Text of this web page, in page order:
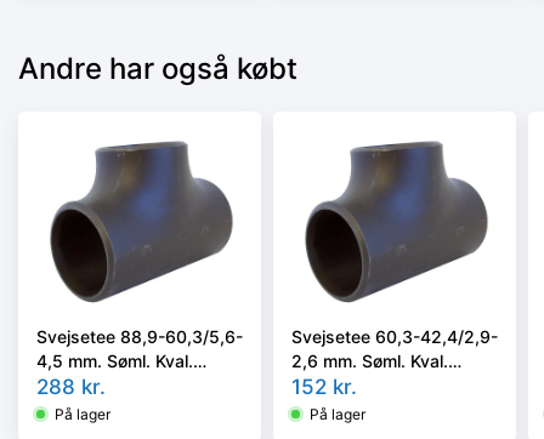
Andre har også købt
Svejsetee 88,9-60,3/5,6-
4,5 mm. Søml. Kval.
P235GH, DIN 1615/1 el.
EN 10253-2/A i vort valg
288 kr.
På lager
Svejsetee 60,3-42,4/2,9-
2,6 mm. Søml. Kval.
P235GH, EN 10253-
2/rk2 type A.
152 kr.
På lager